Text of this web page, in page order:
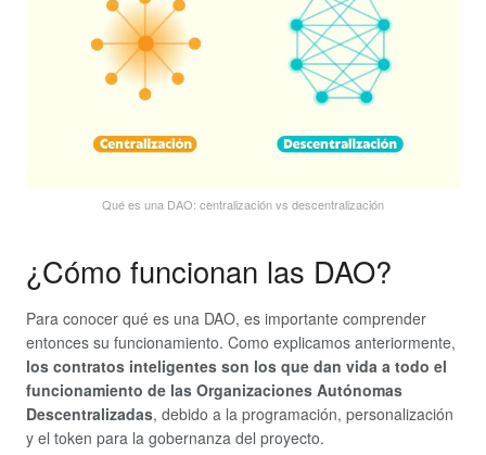
Qué es una DAO: centralización vs descentralización
¿Cómo funcionan las DAO?
Para conocer qué es una DAO, es importante comprender
entonces su funcionamiento. Como explicamos anteriormente,
los contratos inteligentes son los que dan vida a todo el
funcionamiento de las Organizaciones Autónomas
Descentralizadas, debido a la programación, personalización
y el token para la gobernanza del proyecto.